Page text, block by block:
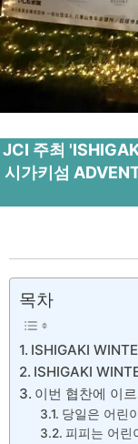
JCI 주최
시가키섬
목차
ISHIGAKI
ISHIGAKI
이번 협찬에 이
당일은 어린
피피는 어린